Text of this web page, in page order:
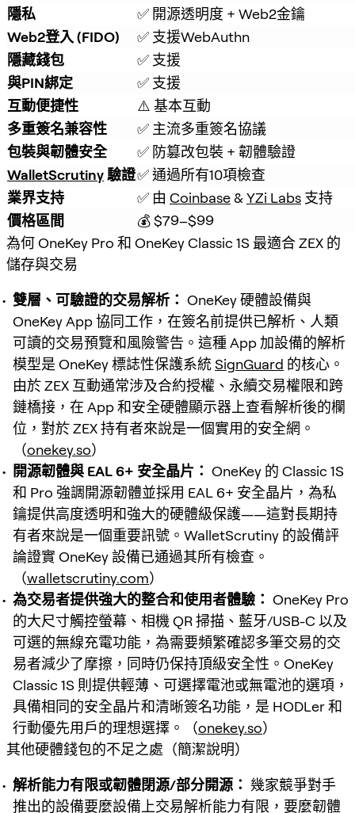
隱私
✅ 開源透明度 + Web2金鑰
Web2登入 (FIDO)
✅ 支援WebAuthn
隱藏錢包
✅ 支援
與PIN綁定
✅ 支援
互動便捷性
⚠️ 基本互動
多重簽名兼容性
✅ 主流多重簽名協議
包裝與韌體安全
✅ 防篡改包裝 + 韌體驗證
WalletScrutiny 驗證✅ 通過所有10項檢查
業界支持
✅ 由 Coinbase & YZi Labs 支持
價格區間
💰 $79–$99
為何 OneKey Pro 和 OneKey Classic 1S 最適合 ZEX 的
儲存與交易
雙層、可驗證的交易解析： OneKey 硬體設備與
OneKey App 協同工作，在簽名前提供已解析、人類
可讀的交易預覽和風險警告。這種 App 加設備的解析
模型是 OneKey 標誌性保護系統SignGuard 的核心。
由於 ZEX 互動通常涉及合約授權、永續交易權限和跨
鏈橋接，在 App 和安全硬體顯示器上查看解析後的欄
位，對於 ZEX 持有者來說是一個實用的安全網。
（onekey.so）
開源韌體與 EAL 6+ 安全晶片： OneKey 的 Classic 1S
和 Pro 強調開源韌體並採用 EAL 6+ 安全晶片，為私
鑰提供高度透明和強大的硬體級保護——這對長期持
有者來說是一個重要訊號。WalletScrutiny 的設備評
論證實 OneKey 設備已通過其所有檢查。
（walletscrutiny.com）
為交易者提供強大的整合和使用者體驗： OneKey Pro
的大尺寸觸控螢幕、相機 QR 掃描、藍牙/USB-C 以及
可選的無線充電功能，為需要頻繁確認多筆交易的交
易者減少了摩擦，同時仍保持頂級安全性。OneKey
Classic 1S 則提供輕薄、可選擇電池或無電池的選項，
具備相同的安全晶片和清晰簽名功能，是 HODLer 和
行動優先用戶的理想選擇。（onekey.so）
其他硬體錢包的不足之處（簡潔說明）
解析能力有限或韌體閉源/部分開源： 幾家競爭對手
推出的設備要麼設備上交易解析能力有限，要麼韌體